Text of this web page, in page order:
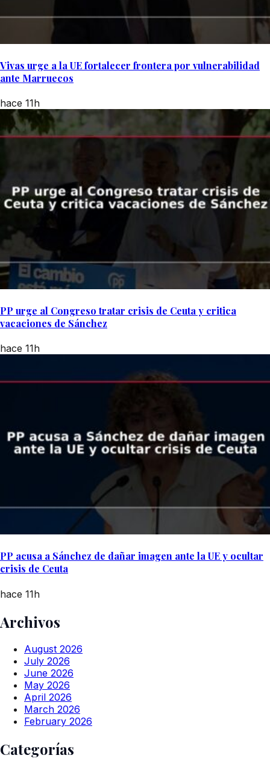
Vivas urge a la UE fortalecer frontera por vulnerabilidad
ante Marruecos
hace 11h
PP urge al Congreso tratar crisis de Ceuta y critica
vacaciones de Sánchez
hace 11h
PP acusa a Sánchez de dañar imagen ante la UE y ocultar
crisis de Ceuta
hace 11h
Archivos
August 2026
July 2026
June 2026
May 2026
April 2026
March 2026
February 2026
Categorías